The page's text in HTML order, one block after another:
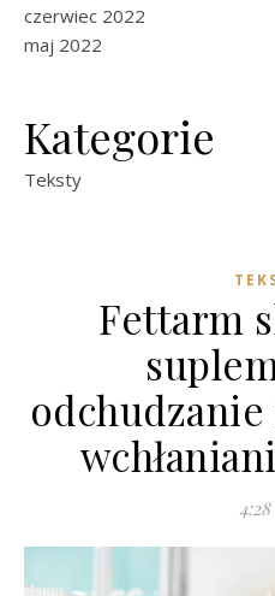
czerwiec 2022
maj 2022
Kategorie
Teksty
Fettarm